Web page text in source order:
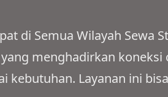
di Semua Wilayah Sewa
menghadirkan koneksi
kebutuhan. Layanan ini